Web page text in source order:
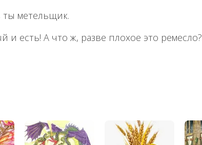
метельщик.
и есть! А что ж, разве плохое это ремесло?